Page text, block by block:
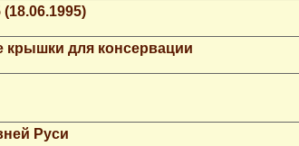
для консервации
Руси